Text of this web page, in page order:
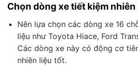
Chọn dòng xe tiết kiệm nhiên
Nên lựa chọn các dòng xe 16
liệu như Toyota Hiace, Ford
Các dòng xe này có động cơ
nhiên liệu tốt.